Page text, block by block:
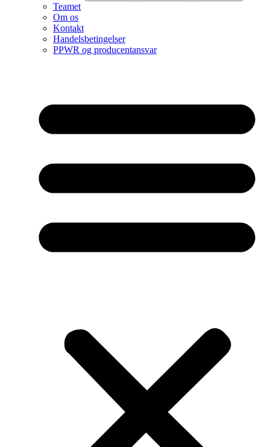
Teamet
Om os
Kontakt
Handelsbetingelser
PPWR og producentansvar